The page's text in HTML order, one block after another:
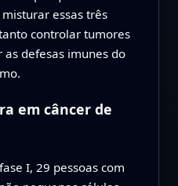
essas três
controlar tumores
defesas imunes do
em câncer de
I, 29 pessoas com